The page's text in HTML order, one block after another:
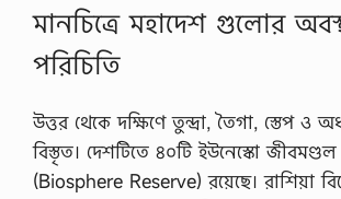
মানচিত্রে মহাদেশ গুলাের
পরিচিতি
উত্তর থেকে দক্ষিণে তুন্দ্রা, তৈগা, স্তেপ ও
বিস্তৃত। দেশটিতে ৪০টি ইউনেস্কো
(Biosphere Reserve) রয়েছে। রাশিয়া